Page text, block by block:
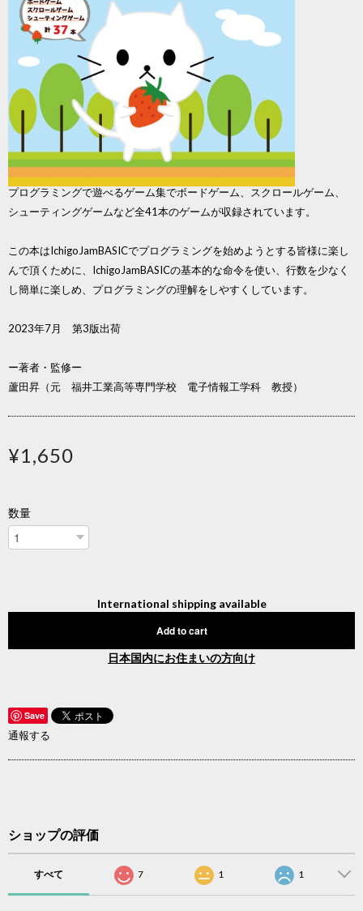
IchigoJamゲーム集シリーズ
プログラミングで遊べるゲーム集でボードゲーム、スクロールゲーム、
シューティングゲームなど全41本のゲームが収録されています。
この本はIchigoJamBASICでプログラミングを始めようとする皆様に楽し
んで頂くために、IchigoJamBASICの基本的な命令を使い、行数を少なく
し簡単に楽しめ、プログラミングの理解をしやすくしています。
2023年7月 第3版出荷
ー著者・監修ー
蘆田昇（元 福井工業高等専門学校 電子情報工学科 教授）
¥1,650
数量
International shipping available
Add to cart
日本国内にお住まいの方向け
Save
通報する
ショップの評価
すべて 7 1 1